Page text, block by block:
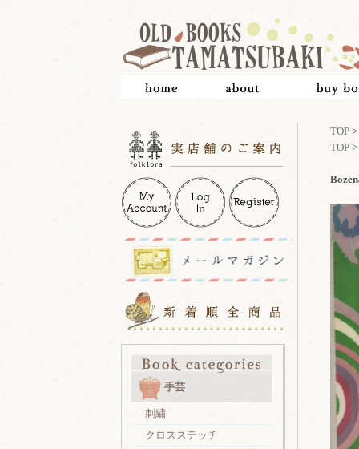
手芸
刺繍
クロスステッチ
TOP >
TOP >